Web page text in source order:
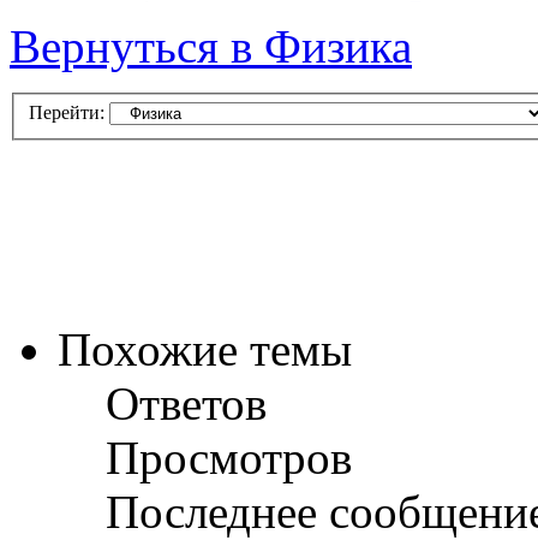
Вернуться в Физика
Перейти:
Похожие темы
Ответов
Просмотров
Последнее